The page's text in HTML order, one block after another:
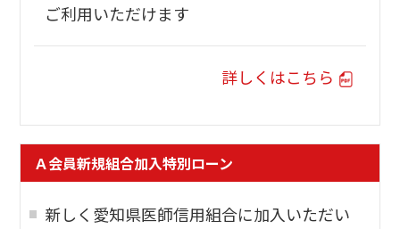
ご利用いただけます
詳しくはこちら
Ａ会員新規組合加入特別ローン
新しく愛知県医師信用組合に加入いただい